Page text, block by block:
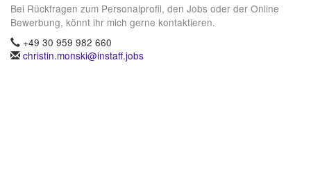
Bei Rückfragen zum Personalprofil, den Jobs oder der Online
Bewerbung, könnt ihr mich gerne kontaktieren.
+49 30 959 982 660
christin.monski@instaff.jobs